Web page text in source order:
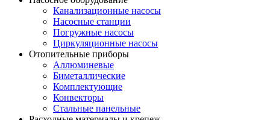
Канализационные насосы
Насосные станции
Погружные насосы
Циркуляционные насосы
Отопительные приборы
Аллюминевые
Биметаллические
Комплектующие
Конвекторы
Стальные панельные